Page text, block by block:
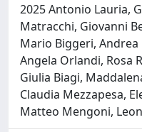
2025 Antonio Lauria,
Matracchi, Giovanni
Mario Biggeri,
Angela Orlandi, Rosa
Giulia Biagi,
Claudia Mezzapesa,
Matteo Mengoni,